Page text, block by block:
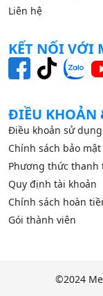
Liên hệ
KẾT NỐI VỚI
ĐIỀU KHOẢN
Điều khoản sử dụng
Chính sách bảo mật
Phương thức thanh
Quy định tài khoản
Chính sách hoàn
Gói thành viên
©2024